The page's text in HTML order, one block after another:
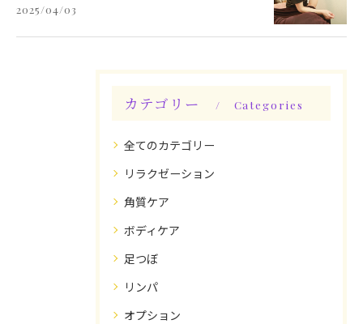
2025/04/03
カテゴリー Categories
全てのカテゴリー
リラクゼーション
角質ケア
ボディケア
足つぼ
リンパ
オプション